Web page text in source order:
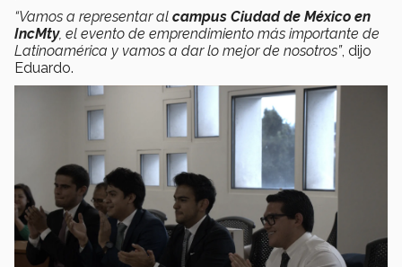
“Vamos a representar al campus Ciudad de México en
IncMty, el evento de emprendimiento más importante de
Latinoamérica y vamos a dar lo mejor de nosotros”, dijo
Eduardo.